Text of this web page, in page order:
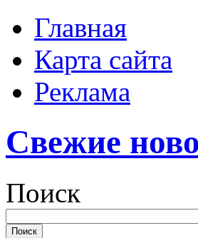
Главная
Карта сайта
Реклама
Свежие
Поиск